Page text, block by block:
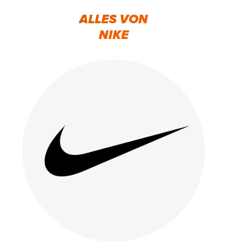
ALLES VON
NIKE